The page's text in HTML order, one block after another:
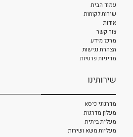
עמוד הבית
שירות לקוחות
אודות
צור קשר
מרכז מידע
הצהרת נגישות
מדיניות פרטיות
שירותינו
מדרגוני כיסא
מעלון מדרגות
מעלית ביתית
מעליות משא ושירות